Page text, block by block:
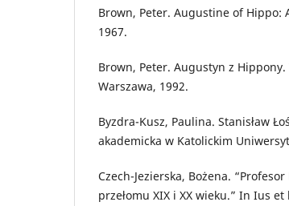
Brown, Peter. Augustine of Hippo:
1967.
Brown, Peter. Augustyn z
Warszawa, 1992.
Byzdra-Kusz, Paulina. Stanisław
akademicka w Katolickim
Czech-Jezierska, Bożena.
przełomu XIX i XX wieku.” In Ius